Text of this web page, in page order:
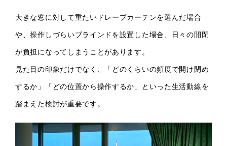
大きな窓に対して重たいドレープカーテンを選んだ場合
や、操作しづらいブラインドを設置した場合、日々の開閉
が負担になってしまうことがあります。
見た目の印象だけでなく、「どのくらいの頻度で開け閉め
するか」「どの位置から操作するか」といった生活動線を
踏まえた検討が重要です。